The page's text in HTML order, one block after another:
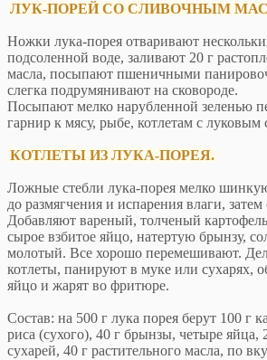
ЛУК-ПОРЕЙ СО СЛИВОЧНЫМ
Ножки лука-порея отваривают
подсоленной воде, заливают 20 г
масла, посыпают пшеничными
слегка подрумянивают на сковороде.
Посыпают мелко нарубленной зеленью
гарнир к мясу, рыбе, котлетам с луковым
КОТЛЕТЫ ИЗ ЛУКА-ПОРЕЯ.
Ложные стебли лука-порея мелко
до размягчения и испарения влаги,
Добавляют вареный, толченый
сырое взбитое яйцо, натертую брынзу,
молотый. Все хорошо перемешивают.
котлеты, панируют в муке или сухарях,
яйцо и жарят во фритюре.
Состав: на 500 г лука порея берут 100 г
риса (сухого), 40 г брынзы, четыре яйца,
сухарей, 40 г растительного масла, по